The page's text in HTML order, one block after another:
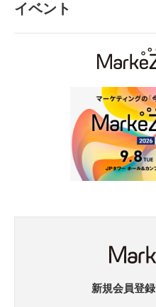
イベント
新規会員登録